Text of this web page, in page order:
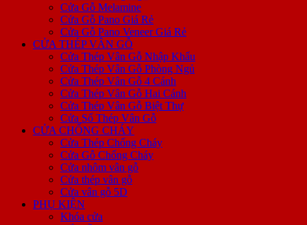
Cửa Gỗ Melamine
Cửa Gỗ Pano Giá Rẻ
Cửa Gỗ Pano Veneer Giá Rẻ
CỬA THÉP VÂN GỖ
Cửa Thép Vân Gỗ Nhập Khẩu
Cửa Thép Vân Gỗ Phòng Ngủ
Cửa Thép Vân Gỗ 4 Cánh
Cửa Thép Vân Gỗ Hai Cánh
Cửa Thép Vân Gỗ Biệt Thự
Cửa Sổ Thép Vân Gỗ
CỬA CHỐNG CHÁY
Cửa Thép Chống Cháy
Cửa Gỗ Chống Cháy
Cửa nhôm vân gỗ
Cửa thép vân gỗ
Cửa vân gỗ 5D
PHỤ KIỆN
Khóa cửa